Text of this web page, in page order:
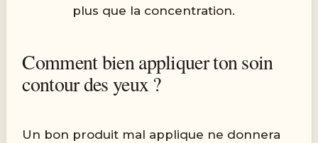
plus que la concentration.
Comment bien appliquer ton soin
contour des yeux ?
Un bon produit mal applique ne donnera